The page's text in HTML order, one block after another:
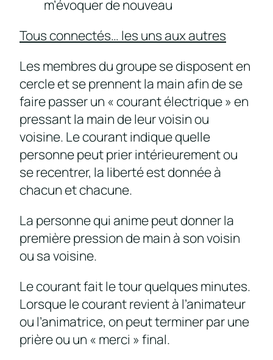
m’évoquer de nouveau
Tous connectés… les uns aux autres
Les membres du groupe se disposent en
cercle et se prennent la main afin de se
faire passer un « courant électrique » en
pressant la main de leur voisin ou
voisine. Le courant indique quelle
personne peut prier intérieurement ou
se recentrer, la liberté est donnée à
chacun et chacune.
La personne qui anime peut donner la
première pression de main à son voisin
ou sa voisine.
Le courant fait le tour quelques minutes.
Lorsque le courant revient à l’animateur
ou l’animatrice, on peut terminer par une
prière ou un « merci » final.